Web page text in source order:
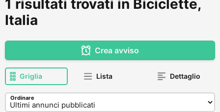
1 risultati trovati in Biciclette,
Italia
Crea avviso
Griglia Lista Dettaglio
Ordinare